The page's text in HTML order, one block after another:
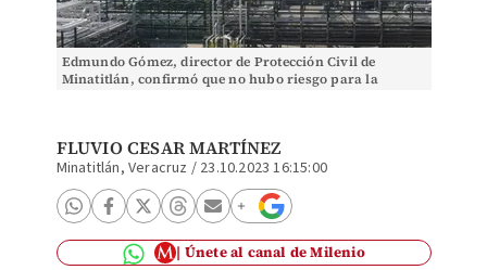
Edmundo Gómez, director de Protección Civil de
Minatitlán, confirmó que no hubo riesgo para la
FLUVIO CESAR MARTÍNEZ
Minatitlán, Veracruz / 23.10.2023 16:15:00
Únete al canal de Milenio